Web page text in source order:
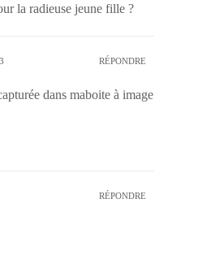
la radieuse jeune fille ?
RÉPONDRE
dans maboite à image
RÉPONDRE